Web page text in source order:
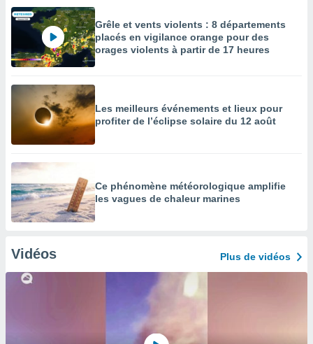
Grêle et vents violents : 8 départements
placés en vigilance orange pour des
orages violents à partir de 17 heures
Les meilleurs événements et lieux pour
profiter de l’éclipse solaire du 12 août
Ce phénomène météorologique amplifie
les vagues de chaleur marines
Vidéos Plus de vidéos